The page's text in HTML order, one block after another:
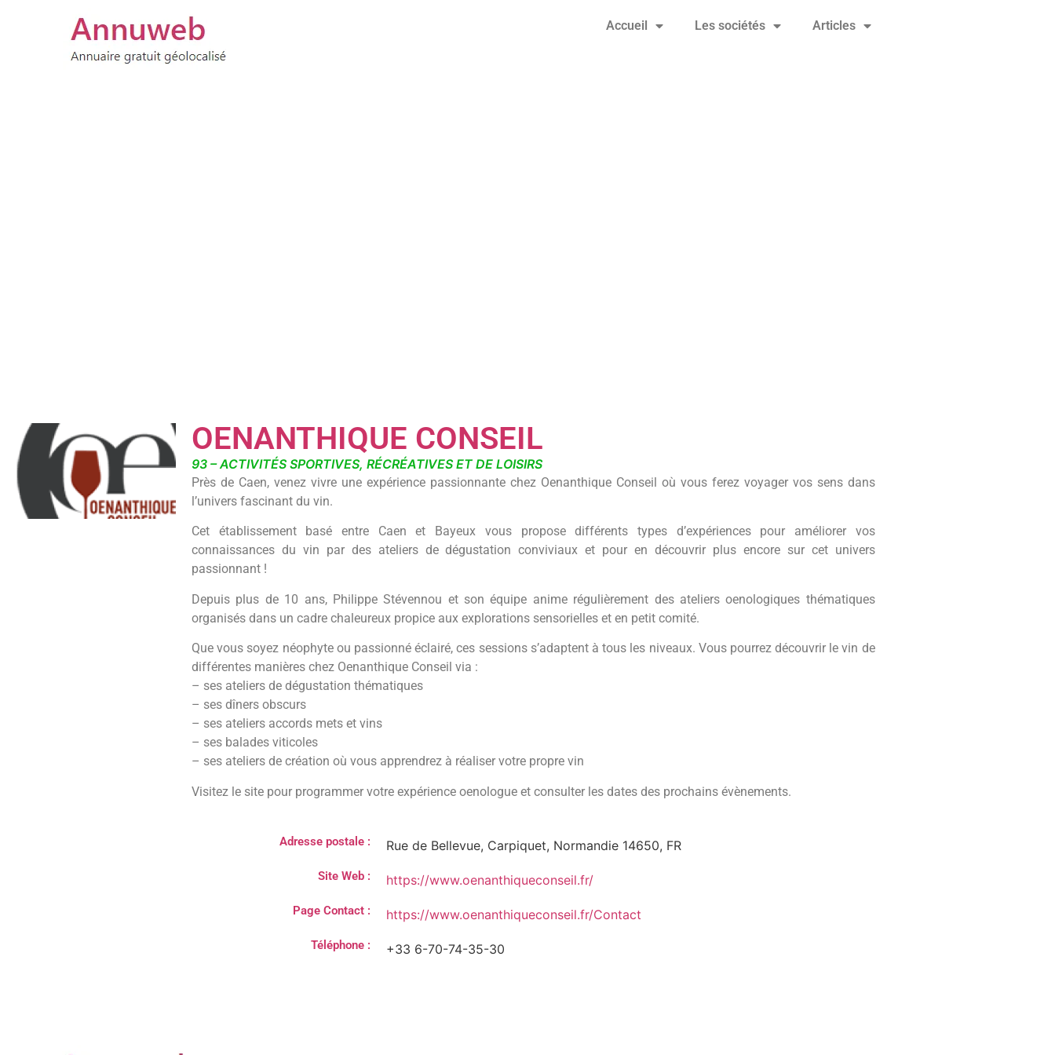
Accueil Les sociétés Articles
OENANTHIQUE CONSEIL
93 – ACTIVITÉS SPORTIVES, RÉCRÉATIVES ET DE LOISIRS
Près de Caen, venez vivre une expérience passionnante chez Oenanthique Conseil où vous ferez voyager vos sens dans
l’univers fascinant du vin.
Cet établissement basé entre Caen et Bayeux vous propose différents types d’expériences pour améliorer vos
connaissances du vin par des ateliers de dégustation conviviaux et pour en découvrir plus encore sur cet univers
passionnant !
Depuis plus de 10 ans, Philippe Stévennou et son équipe anime régulièrement des ateliers oenologiques thématiques
organisés dans un cadre chaleureux propice aux explorations sensorielles et en petit comité.
Que vous soyez néophyte ou passionné éclairé, ces sessions s’adaptent à tous les niveaux. Vous pourrez découvrir le vin de
différentes manières chez Oenanthique Conseil via :
– ses ateliers de dégustation thématiques
– ses dîners obscurs
– ses ateliers accords mets et vins
– ses balades viticoles
– ses ateliers de création où vous apprendrez à réaliser votre propre vin
Visitez le site pour programmer votre expérience oenologue et consulter les dates des prochains évènements.
Adresse postale : Rue de Bellevue, Carpiquet, Normandie 14650, FR
Site Web : https://www.oenanthiqueconseil.fr/
Page Contact : https://www.oenanthiqueconseil.fr/Contact
Téléphone : +33 6-70-74-35-30